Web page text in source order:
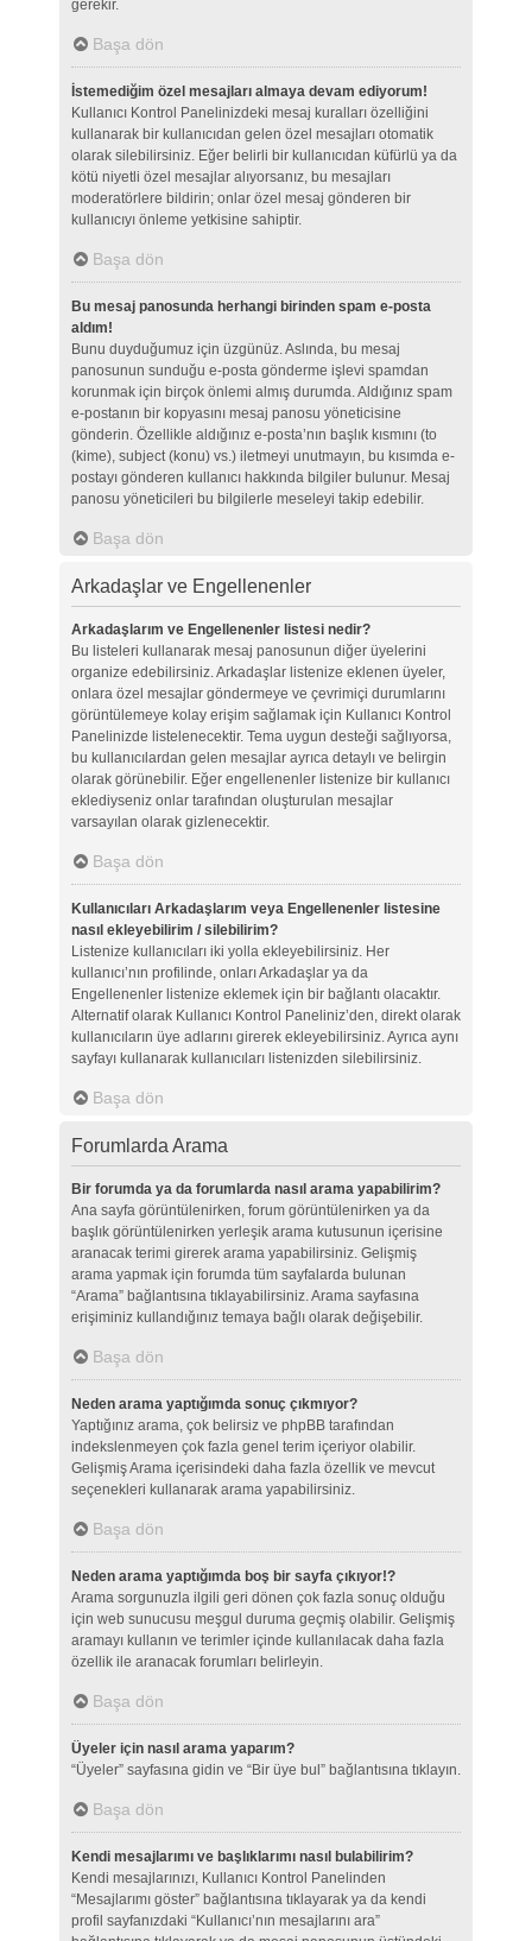
gerekir.
Başa dön
İstemediğim özel mesajları almaya devam ediyorum!
Kullanıcı Kontrol Panelinizdeki mesaj kuralları özelliğini
kullanarak bir kullanıcıdan gelen özel mesajları otomatik
olarak silebilirsiniz. Eğer belirli bir kullanıcıdan küfürlü ya da
kötü niyetli özel mesajlar alıyorsanız, bu mesajları
moderatörlere bildirin; onlar özel mesaj gönderen bir
kullanıcıyı önleme yetkisine sahiptir.
Başa dön
Bu mesaj panosunda herhangi birinden spam e-posta
aldım!
Bunu duyduğumuz için üzgünüz. Aslında, bu mesaj
panosunun sunduğu e-posta gönderme işlevi spamdan
korunmak için birçok önlemi almış durumda. Aldığınız spam
e-postanın bir kopyasını mesaj panosu yöneticisine
gönderin. Özellikle aldığınız e-posta’nın başlık kısmını (to
(kime), subject (konu) vs.) iletmeyi unutmayın, bu kısımda e-
postayı gönderen kullanıcı hakkında bilgiler bulunur. Mesaj
panosu yöneticileri bu bilgilerle meseleyi takip edebilir.
Başa dön
Arkadaşlar ve Engellenenler
Arkadaşlarım ve Engellenenler listesi nedir?
Bu listeleri kullanarak mesaj panosunun diğer üyelerini
organize edebilirsiniz. Arkadaşlar listenize eklenen üyeler,
onlara özel mesajlar göndermeye ve çevrimiçi durumlarını
görüntülemeye kolay erişim sağlamak için Kullanıcı Kontrol
Panelinizde listelenecektir. Tema uygun desteği sağlıyorsa,
bu kullanıcılardan gelen mesajlar ayrıca detaylı ve belirgin
olarak görünebilir. Eğer engellenenler listenize bir kullanıcı
eklediyseniz onlar tarafından oluşturulan mesajlar
varsayılan olarak gizlenecektir.
Başa dön
Kullanıcıları Arkadaşlarım veya Engellenenler listesine
nasıl ekleyebilirim / silebilirim?
Listenize kullanıcıları iki yolla ekleyebilirsiniz. Her
kullanıcı’nın profilinde, onları Arkadaşlar ya da
Engellenenler listenize eklemek için bir bağlantı olacaktır.
Alternatif olarak Kullanıcı Kontrol Paneliniz’den, direkt olarak
kullanıcıların üye adlarını girerek ekleyebilirsiniz. Ayrıca aynı
sayfayı kullanarak kullanıcıları listenizden silebilirsiniz.
Başa dön
Forumlarda Arama
Bir forumda ya da forumlarda nasıl arama yapabilirim?
Ana sayfa görüntülenirken, forum görüntülenirken ya da
başlık görüntülenirken yerleşik arama kutusunun içerisine
aranacak terimi girerek arama yapabilirsiniz. Gelişmiş
arama yapmak için forumda tüm sayfalarda bulunan
“Arama” bağlantısına tıklayabilirsiniz. Arama sayfasına
erişiminiz kullandığınız temaya bağlı olarak değişebilir.
Başa dön
Neden arama yaptığımda sonuç çıkmıyor?
Yaptığınız arama, çok belirsiz ve phpBB tarafından
indekslenmeyen çok fazla genel terim içeriyor olabilir.
Gelişmiş Arama içerisindeki daha fazla özellik ve mevcut
seçenekleri kullanarak arama yapabilirsiniz.
Başa dön
Neden arama yaptığımda boş bir sayfa çıkıyor!?
Arama sorgunuzla ilgili geri dönen çok fazla sonuç olduğu
için web sunucusu meşgul duruma geçmiş olabilir. Gelişmiş
aramayı kullanın ve terimler içinde kullanılacak daha fazla
özellik ile aranacak forumları belirleyin.
Başa dön
Üyeler için nasıl arama yaparım?
“Üyeler” sayfasına gidin ve “Bir üye bul” bağlantısına tıklayın.
Başa dön
Kendi mesajlarımı ve başlıklarımı nasıl bulabilirim?
Kendi mesajlarınızı, Kullanıcı Kontrol Panelinden
“Mesajlarımı göster” bağlantısına tıklayarak ya da kendi
profil sayfanızdaki “Kullanıcı’nın mesajlarını ara”